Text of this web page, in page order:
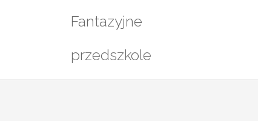
Fantazyjne
przedszkole